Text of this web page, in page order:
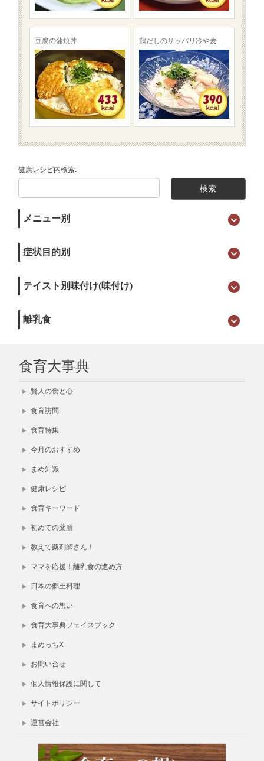
豆腐の蒲焼丼 鶏だしのサッパリ冷や麦
健康レシピ内検索:
メニュー別
症状目的別
テイスト別味付け(味付け)
離乳食
食育大事典
賢人の食と心
食育訪問
食育特集
今月のおすすめ
まめ知識
健康レシピ
食育キーワード
初めての薬膳
教えて薬剤師さん！
ママを応援！離乳食の進め方
日本の郷土料理
食育への想い
食育大事典フェイスブック
まめっちX
お問い合せ
個人情報保護に関して
サイトポリシー
運営会社